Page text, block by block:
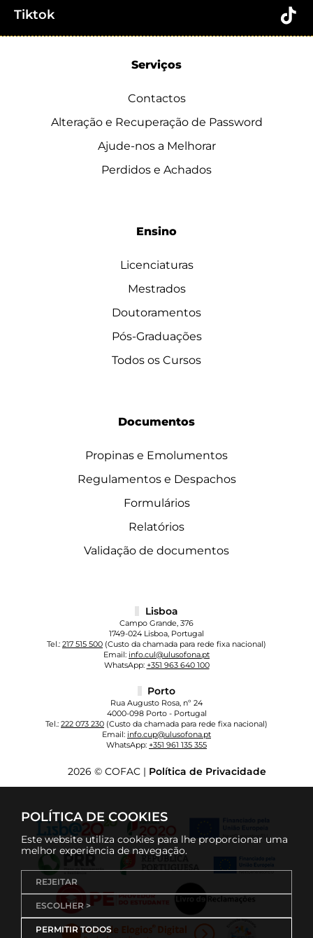
POLÍTICA DE COOKIES
Este website utiliza cookies para lhe proporcionar uma
melhor experiência de navegação.
REJEITAR
ESCOLHER >
PERMITIR TODOS
Tiktok
Serviços
Contactos
Alteração e Recuperação de Password
Ajude-nos a Melhorar
Perdidos e Achados
Ensino
Licenciaturas
Mestrados
Doutoramentos
Pós-Graduações
Todos os Cursos
Documentos
Propinas e Emolumentos
Regulamentos e Despachos
Formulários
Relatórios
Validação de documentos
Lisboa
Campo Grande, 376
1749-024 Lisboa, Portugal
Tel.: 217 515 500 (Custo da chamada para rede fixa nacional)
Email: info.cul@ulusofona.pt
WhatsApp: +351 963 640 100
Porto
Rua Augusto Rosa, nº 24
4000-098 Porto - Portugal
Tel.: 222 073 230 (Custo da chamada para rede fixa nacional)
Email: info.cup@ulusofona.pt
WhatsApp: +351 961 135 355
2026 © COFAC | Política de Privacidade